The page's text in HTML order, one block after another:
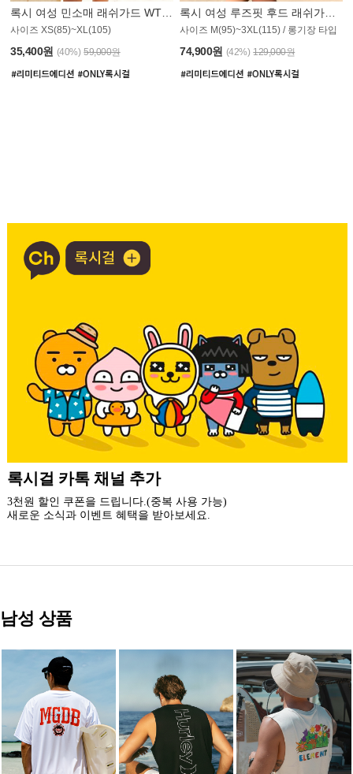
사이즈 XS(85)~XL(105)
35,400원 (40%) 59,000원
사이즈 M(95)~3XL(115) / 롱기장 타입
74,900원 (42%) 129,000원
더 가까운 쇼핑, 록시걸 모바일 앱
빠른쇼핑! 간편결제! 모바일에 딱 맞춘 쇼핑 앱
지금 설치하고 추가 할인 받아 가세요.
남성 상품